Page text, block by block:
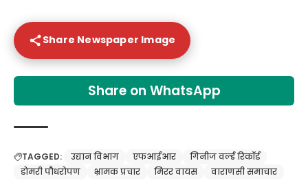
Share Newspaper Image
Share on WhatsApp
TAGGED: उद्यान विभाग एफआईआर
गिनीज वर्ल्ड रिकॉर्ड
डोमरी पौधरोपण
भ्रामक प्रचार मिरर वायस वाराणसी समाचार